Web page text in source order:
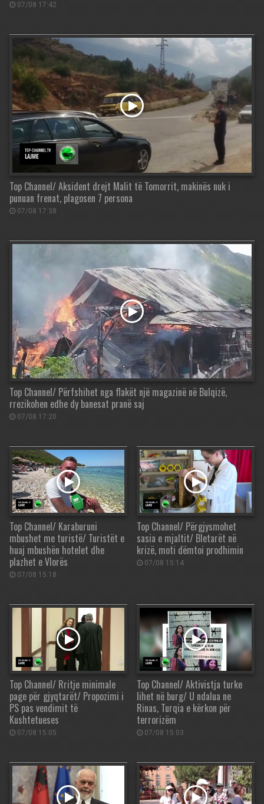
07/08 17:42
Top Channel/ Aksident drejt Malit të Tomorrit, makinës nuk i
punuan frenat, plagosen 7 persona
07/08 17:38
Top Channel/ Përfshihet nga flakët një magazinë në Bulqizë,
rrezikohen edhe dy banesat pranë saj
07/08 17:20
Top Channel/ Karaburuni
mbushet me turistë/ Turistët e
huaj mbushën hotelet dhe
plazhet e Vlorës
07/08 15:18
Top Channel/ Përgjysmohet
sasia e mjaltit/ Bletarët në
krizë, moti dëmtoi prodhimin
07/08 15:14
Top Channel/ Rritje minimale
page për gjyqtarët/ Propozimi i
PS pas vendimit të
Kushtetueses
07/08 15:05
Top Channel/ Aktivistja turke
lihet në burg/ U ndalua ne
Rinas, Turqia e kërkon për
terrorizëm
07/08 15:03